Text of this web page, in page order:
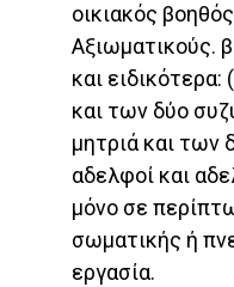
οικιακός
Αξιωματικούς.
και ειδικότερα:
και των δύο
μητριά και των
αδελφοί και
μόνο σε
σωματικής ή
εργασία.